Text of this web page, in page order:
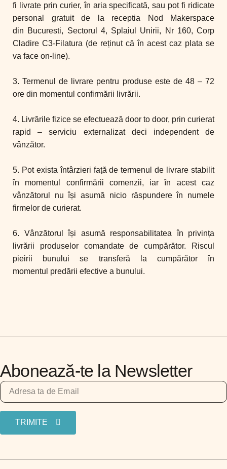
fi livrate prin curier, în ariaspecificată, sau pot fi ridicate
personal gratuit de la receptia Nod Makerspace
din Bucuresti, Sectorul 4, Splaiul Unirii, Nr 160, Corp
Cladire C3-Filatura (de reținut că în acest caz plata se
va face on-line).
3. Termenul de livrare pentru produse este de 48 – 72
ore din momentul confirmării livrării.
4. Livrările fizice se efectuează door to door, prin curierat
rapid – serviciu externalizat deci independent de
vânzător.
5. Pot exista întârzieri față de termenul de livrare stabilit
în momentul confirmării comenzii, iar în acest caz
vânzătorul nu își asumă nicio răspundere în numele
firmelor de curierat.
6. Vânzătorul își asumă responsabilitatea în privința
livrării produselor comandate de cumpărător. Riscul
pieirii bunului se transferă la cumpărător în
momentul predării efective a bunului.
Abonează-te la Newsletter
TRIMITE